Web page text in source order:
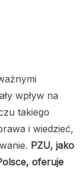
wpływ na
takiego
i wiedzieć,
PZU, jako
oferuje